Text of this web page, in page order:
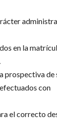
en la
prospectiva de
con
el correcto